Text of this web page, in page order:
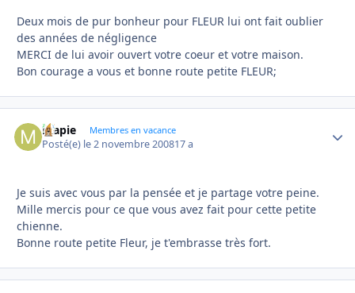
Deux mois de pur bonheur pour FLEUR lui ont fait oublier
des années de négligence
MERCI de lui avoir ouvert votre coeur et votre maison.
Bon courage a vous et bonne route petite FLEUR;
mapie Membres en vacance
Posté(e) le 2 novembre 200817 a
Je suis avec vous par la pensée et je partage votre peine.
Mille mercis pour ce que vous avez fait pour cette petite
chienne.
Bonne route petite Fleur, je t'embrasse très fort.